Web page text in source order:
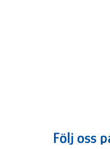
Följ oss